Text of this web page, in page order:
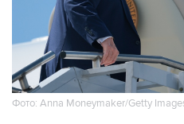
Фото: Anna Moneymaker/Getty